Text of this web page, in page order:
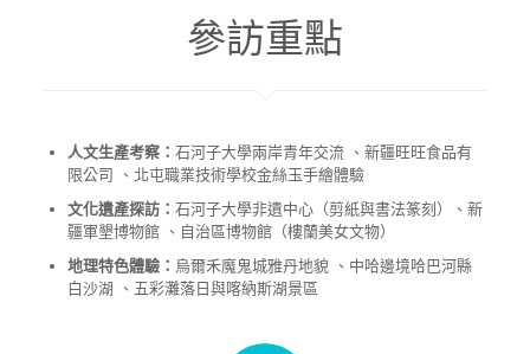
參訪重點
人文生產考察： 石河子大學兩岸青年交流 、新疆旺旺食品有
限公司 、北屯職業技術學校金絲玉手繪體驗
文化遺產探訪： 石河子大學非遺中心（剪紙與書法篆刻）、新
疆軍墾博物館 、自治區博物館（樓蘭美女文物）
地理特色體驗： 烏爾禾魔鬼城雅丹地貌 、中哈邊境哈巴河縣
白沙湖 、五彩灘落日與喀納斯湖景區